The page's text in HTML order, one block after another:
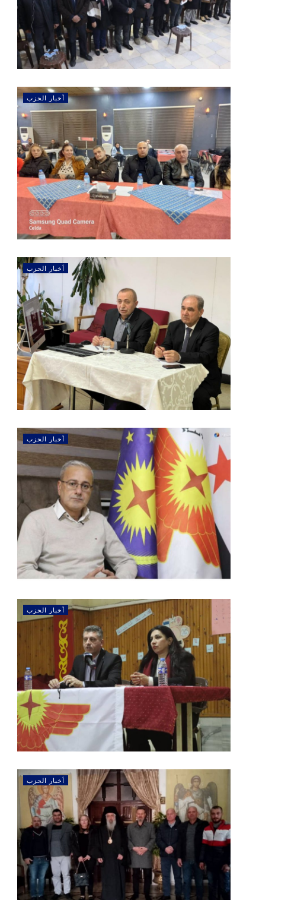
أخبار الحزب
أخبار الحزب
أخبار الحزب
أخبار الحزب
أخبار الحزب